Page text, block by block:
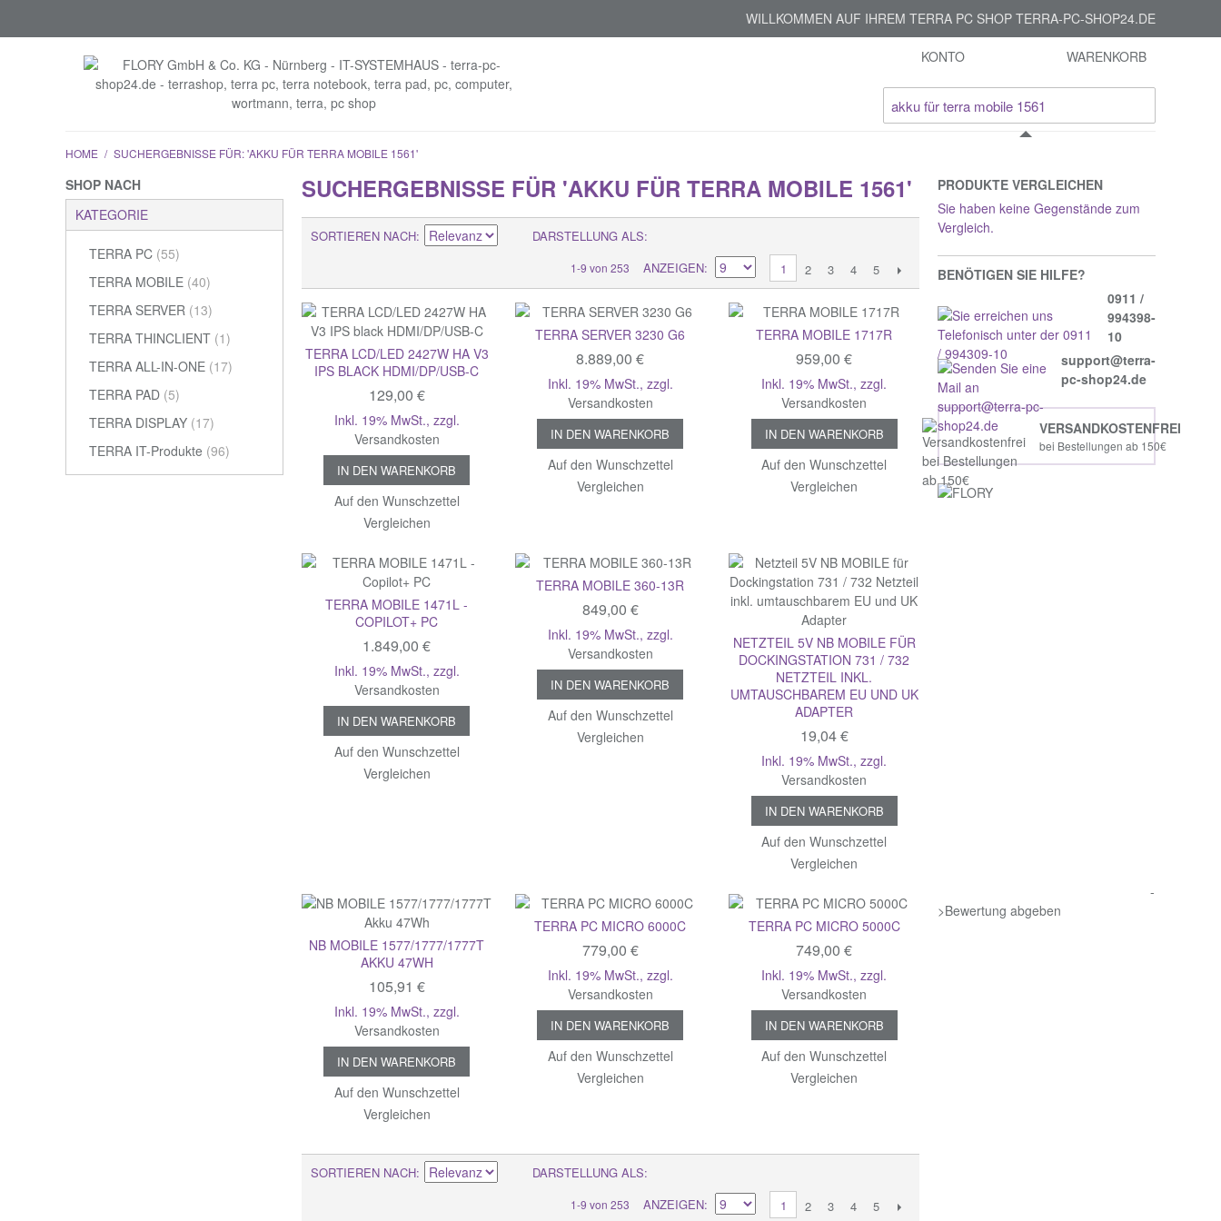
WILLKOMMEN AUF IHREM TERRA PC SHOP TERRA-PC-SHOP24.DE
KONTO WARENKORB
HOME / SUCHERGEBNISSE FÜR: 'AKKU FÜR TERRA MOBILE 1561'
SHOP NACH
KATEGORIE
TERRA PC (55)
TERRA MOBILE (40)
TERRA SERVER (13)
TERRA THINCLIENT (1)
TERRA ALL-IN-ONE (17)
TERRA PAD (5)
TERRA DISPLAY (17)
TERRA IT-Produkte (96)
SUCHERGEBNISSE FÜR 'AKKU FÜR TERRA MOBILE 1561'
DARSTELLUNG ALS
SORTIEREN NACH
1-9 von 253 ANZEIGEN 1 2 3 4 5
TERRA LCD/LED 2427W HA V3
IPS BLACK HDMI/DP/USB-C
129,00 €
Inkl. 19% MwSt., zzgl.
Versandkosten
IN DEN WARENKORB
Auf den Wunschzettel
Vergleichen
TERRA SERVER 3230 G6
8.889,00 €
Inkl. 19% MwSt., zzgl.
Versandkosten
IN DEN WARENKORB
Auf den Wunschzettel
Vergleichen
TERRA MOBILE 1717R
959,00 €
Inkl. 19% MwSt.,zzgl.
Versandkosten
IN DEN WARENKORB
Auf den Wunschzettel
Vergleichen
TERRA MOBILE 1471L -
COPILOT+ PC
1.849,00 €
Inkl. 19% MwSt., zzgl.
Versandkosten
IN DEN WARENKORB
Auf den Wunschzettel
Vergleichen
TERRA MOBILE 360-13R
849,00 €
Inkl. 19% MwSt., zzgl.
Versandkosten
IN DEN WARENKORB
Auf den Wunschzettel
Vergleichen
NETZTEIL 5V NB MOBILE FÜR
DOCKINGSTATION 731 / 732
NETZTEIL INKL.
UMTAUSCHBAREM EU UND UK
ADAPTER
19,04 €
Inkl. 19% MwSt.,zzgl.
Versandkosten
IN DEN WARENKORB
Auf den Wunschzettel
Vergleichen
NB MOBILE 1577/1777/1777T
AKKU 47WH
105,91 €
Inkl. 19% MwSt., zzgl.
Versandkosten
IN DEN WARENKORB
Auf den Wunschzettel
Vergleichen
TERRA PC MICRO 6000C
779,00 €
Inkl. 19% MwSt., zzgl.
Versandkosten
IN DEN WARENKORB
Auf den Wunschzettel
Vergleichen
TERRA PC MICRO 5000C
749,00 €
Inkl. 19% MwSt.,zzgl.
Versandkosten
IN DEN WARENKORB
Auf den Wunschzettel
Vergleichen
DARSTELLUNG ALS
SORTIEREN NACH
1-9 von 253 ANZEIGEN 1 2 3 4 5
PRODUKTE VERGLEICHEN
Sie haben keine Gegenstände zum
Vergleich.
BENÖTIGEN SIE HILFE?
0911 /
994398-
10
support@terra-
pc-shop24.de
VERSANDKOSTENFREI
bei Bestellungen ab 150€
-
>Bewertung abgeben